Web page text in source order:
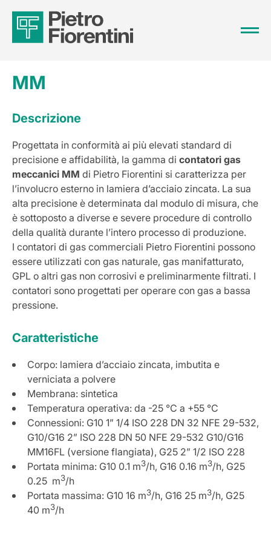
MM
Descrizione
Progettata in conformità ai più elevati standard di
precisione e affidabilità, la gamma di contatori gas
meccanici MM di Pietro Fiorentini si caratterizza per
l’involucro esterno in lamiera d’acciaio zincata. La sua
alta precisione è determinata dal modulo di misura, che
è sottoposto a diverse e severe procedure di controllo
della qualità durante l’intero processo di produzione.
I contatori di gas commerciali Pietro Fiorentini possono
essere utilizzati con gas naturale, gas manifatturato,
GPL o altri gas non corrosivi e preliminarmente filtrati. I
contatori sono progettati per operare con gas a bassa
pressione.
Caratteristiche
Corpo: lamiera d’acciaio zincata, imbutita e
verniciata a polvere
Membrana: sintetica
Temperatura operativa: da -25 °C a +55 °C
Connessioni: G10 1” 1/4 ISO 228 DN 32 NFE 29-532,
G10/G16 2” ISO 228 DN 50 NFE 29-532 G10/G16
MM16FL (versione flangiata), G25 2” 1/2 ISO 228
Portata minima: G10 0.1 m3/h, G16 0.16 m3/h, G25
0.25 m3/h
Portata massima: G10 16 m3/h, G16 25 m3/h, G25
40 m3/h